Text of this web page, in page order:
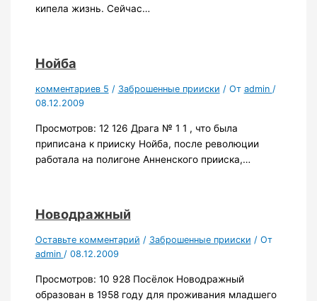
кипела жизнь. Сейчас…
Нойба
комментариев 5 / Заброшенные прииски / От admin /
08.12.2009
Просмотров: 12 126 Драга № 1 1 , что была
приписана к прииску Нойба, после революции
работала на полигоне Анненского прииска,…
Новодражный
Оставьте комментарий / Заброшенные прииски / От
admin / 08.12.2009
Просмотров: 10 928 Посёлок Новодражный
образован в 1958 году для проживания младшего